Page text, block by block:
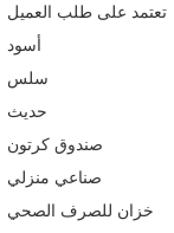
تعتمد على طلب العميل
أسود
سلس
حديث
صندوق كرتون
صناعي منزلي
خزان للصرف الصحي